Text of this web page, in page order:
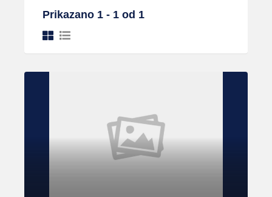
Prikazano 1 - 1 od 1